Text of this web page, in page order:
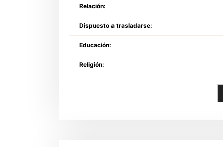
Relación:
Dispuesto a trasladarse:
Educación:
Religión: